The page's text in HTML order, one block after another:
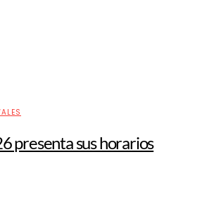
presenta sus horarios